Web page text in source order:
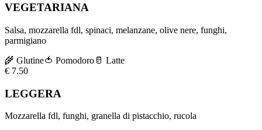
VEGETARIANA
Salsa, mozzarella fdl, spinaci, melanzane, olive nere, funghi,
parmigiano
🌾 Glutine🍅 Pomodoro 🥛 Latte
€ 7.50
LEGGERA
Mozzarella fdl, funghi, granella di pistacchio, rucola